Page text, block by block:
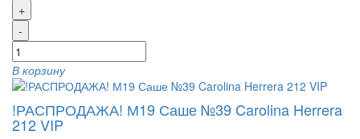
+
-
В корзину
!РАСПРОДАЖА! М19 Саше №39 Carolina Herrera
212 VIP